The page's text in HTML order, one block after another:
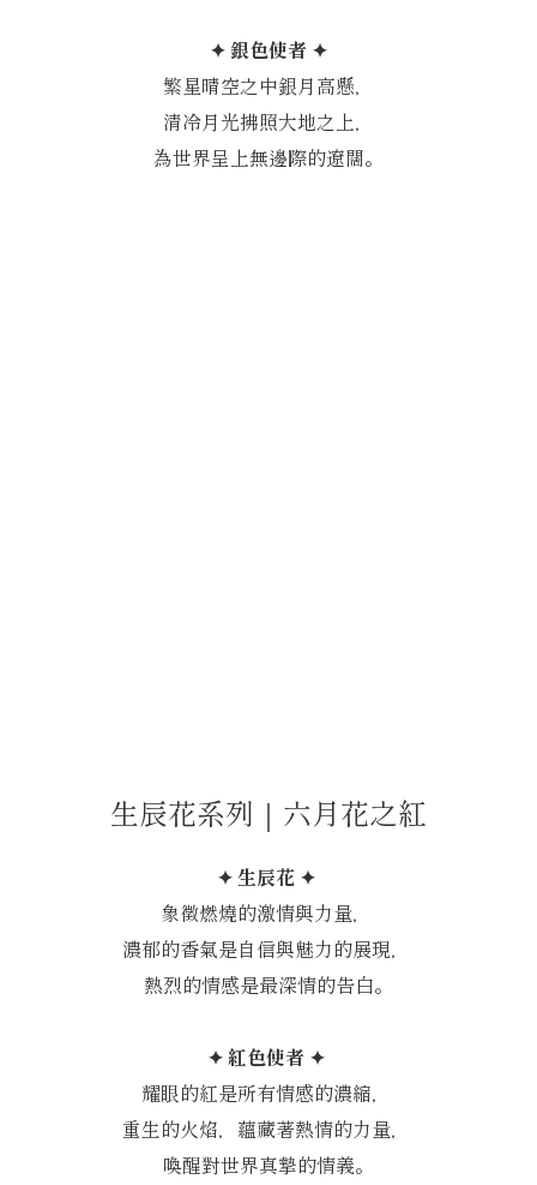
✦ 銀色使者 ✦
繁星晴空之中銀月高懸，
清冷月光拂照大地之上，
為世界呈上無邊際的遼闊。
生辰花系列｜六月花之紅
✦ 生辰花 ✦
象徵燃燒的激情與力量，
濃郁的香氣是自信與魅力的展現，
熱烈的情感是最深情的告白。
✦ 紅色使者 ✦
耀眼的紅是所有情感的濃縮，
重生的火焰，蘊藏著熱情的力量，
喚醒對世界真摯的情義。